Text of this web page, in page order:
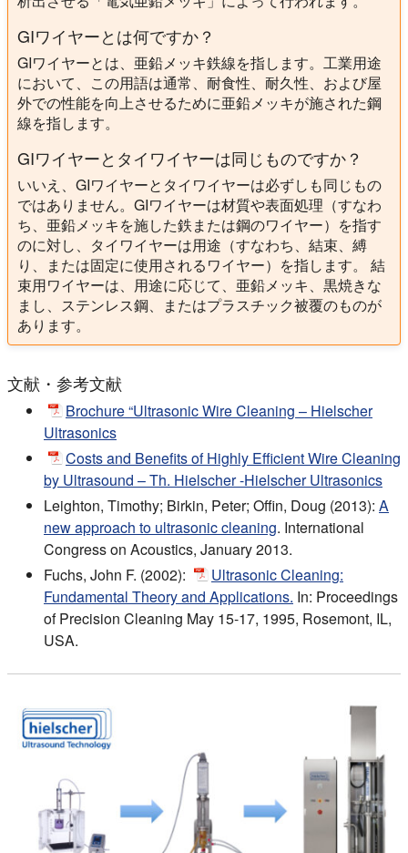
GIワイヤーとは何ですか？
GIワイヤーとは、亜鉛メッキ鉄線を指します。工業用途
において、この用語は通常、耐食性、耐久性、および屋
外での性能を向上させるために亜鉛メッキが施された鋼
線を指します。
GIワイヤーとタイワイヤーは同じものですか？
いいえ、GIワイヤーとタイワイヤーは必ずしも同じもの
ではありません。GIワイヤーは材質や表面処理（すなわ
ち、亜鉛メッキを施した鉄または鋼のワイヤー）を指す
のに対し、タイワイヤーは用途（すなわち、結束、縛
り、または固定に使用されるワイヤー）を指します。 結
束用ワイヤーは、用途に応じて、亜鉛メッキ、黒焼きな
まし、ステンレス鋼、またはプラスチック被覆のものが
あります。
文献・参考文献
Brochure “Ultrasonic Wire Cleaning – Hielscher
Ultrasonics
Costs and Benefits of Highly Efficient Wire Cleaning
by Ultrasound – Th. Hielscher -Hielscher Ultrasonics
Leighton, Timothy; Birkin, Peter; Offin, Doug (2013): A
new approach to ultrasonic cleaning. International
Congress on Acoustics, January 2013.
Fuchs, John F. (2002):
Ultrasonic Cleaning:
Fundamental Theory and Applications. In: Proceedings
of Precision Cleaning May 15-17, 1995, Rosemont, IL,
USA.